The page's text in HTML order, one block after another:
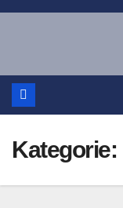
Zum
Kategorie: